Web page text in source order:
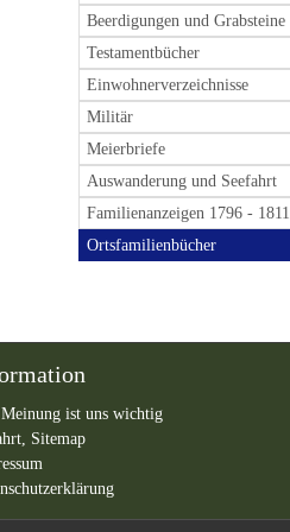
Beerdigungen und Grabsteine
Testamentbücher
Einwohnerverzeichnisse
Militär
Meierbriefe
Auswanderung und Seefahrt
Familienanzeigen 1796 - 1811
Ortsfamilienbücher
ist uns wichtig
Sitemap